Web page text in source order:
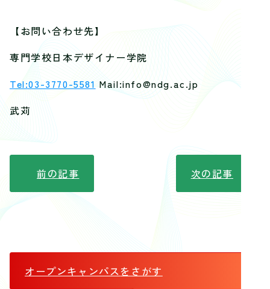
【お問い合わせ先】
専門学校日本デザイナー学院
Tel:03-3770-5581 Mail:info@ndg.ac.jp
武苅
前の記事 次の記事
オープンキャンパスをさがす